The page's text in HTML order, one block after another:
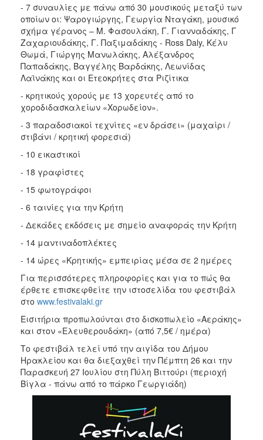
- 7 συναυλίες με πάνω από 30 μουσικούς μεταξύ των
οποίων οι: Ψαρογιώργης, Γεωργία Νταγάκη, μουσικό
σχήμα γέρανος – Μ. Φασουλάκη, Γ. Γιανναδάκης, Γ
Ζαχαριουδάκης, Γ. Παξιμαδάκης - Ross Daly, Κέλυ
Θωμά, Γιώργης Μανωλάκης, Αλέξανδρος
Παπαδάκης, Bαγγέλης Βαρδάκης, Λεωνίδας
Λαϊνάκης και οι Ετεοκρήτες στα Ριζίτικα
- κρητικούς χορούς με 13 χορευτές από το
χοροδιδασκαλείων «Χορωδείον».
- 3 παραδοσιακοί τεχνίτες «εν δράσει» (μαχαίρι /
στιβάνι / κρητική φορεσιά)
- 10 εικαστικοί
- 18 γραφίστες
- 15 φωτογράφοι
- 6 ταινίες για την Κρήτη
- Δεκάδες εκδόσεις με σημείο αναφοράς την Κρήτη
- 14 μαντιναδοπλέκτες
- 14 ώρες «Κρητικής» εμπειρίας μέσα σε 2 ημέρες
Για περισσότερες πληροφορίες και για το πώς θα
έρθετε επισκεφθείτε την ιστοσελίδα του φεστιβάλ
στο www.festivalaki.gr
Εισιτήρια προπωλούνται στο δισκοπωλείο «Αεράκης»
και στον «Ελευθερουδάκη» (από 7,5€ / ημέρα)
Το φεστιβάλ τελεί υπό την αιγίδα του Δήμου
Ηρακλείου και θα διεξαχθεί την Πέμπτη 26 και την
Παρασκευή 27 Ιουλίου στη Πύλη Βιττούρι (περιοχή
Βίγλα - πάνω από το πάρκο Γεωργιάδη)